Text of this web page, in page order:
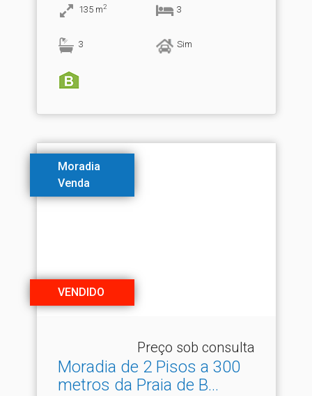
135 m2 3
3 Sim
Moradia
Venda
VENDIDO
Preço sob consulta
Moradia de 2 Pisos a 300
metros da Praia de B.​..